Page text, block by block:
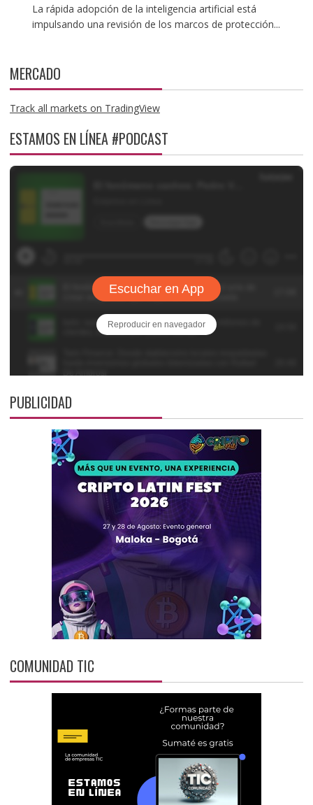
La rápida adopción de la inteligencia artificial está
impulsando una revisión de los marcos de protección...
MERCADO
Track all markets on TradingView
ESTAMOS EN LÍNEA #PODCAST
PUBLICIDAD
COMUNIDAD TIC